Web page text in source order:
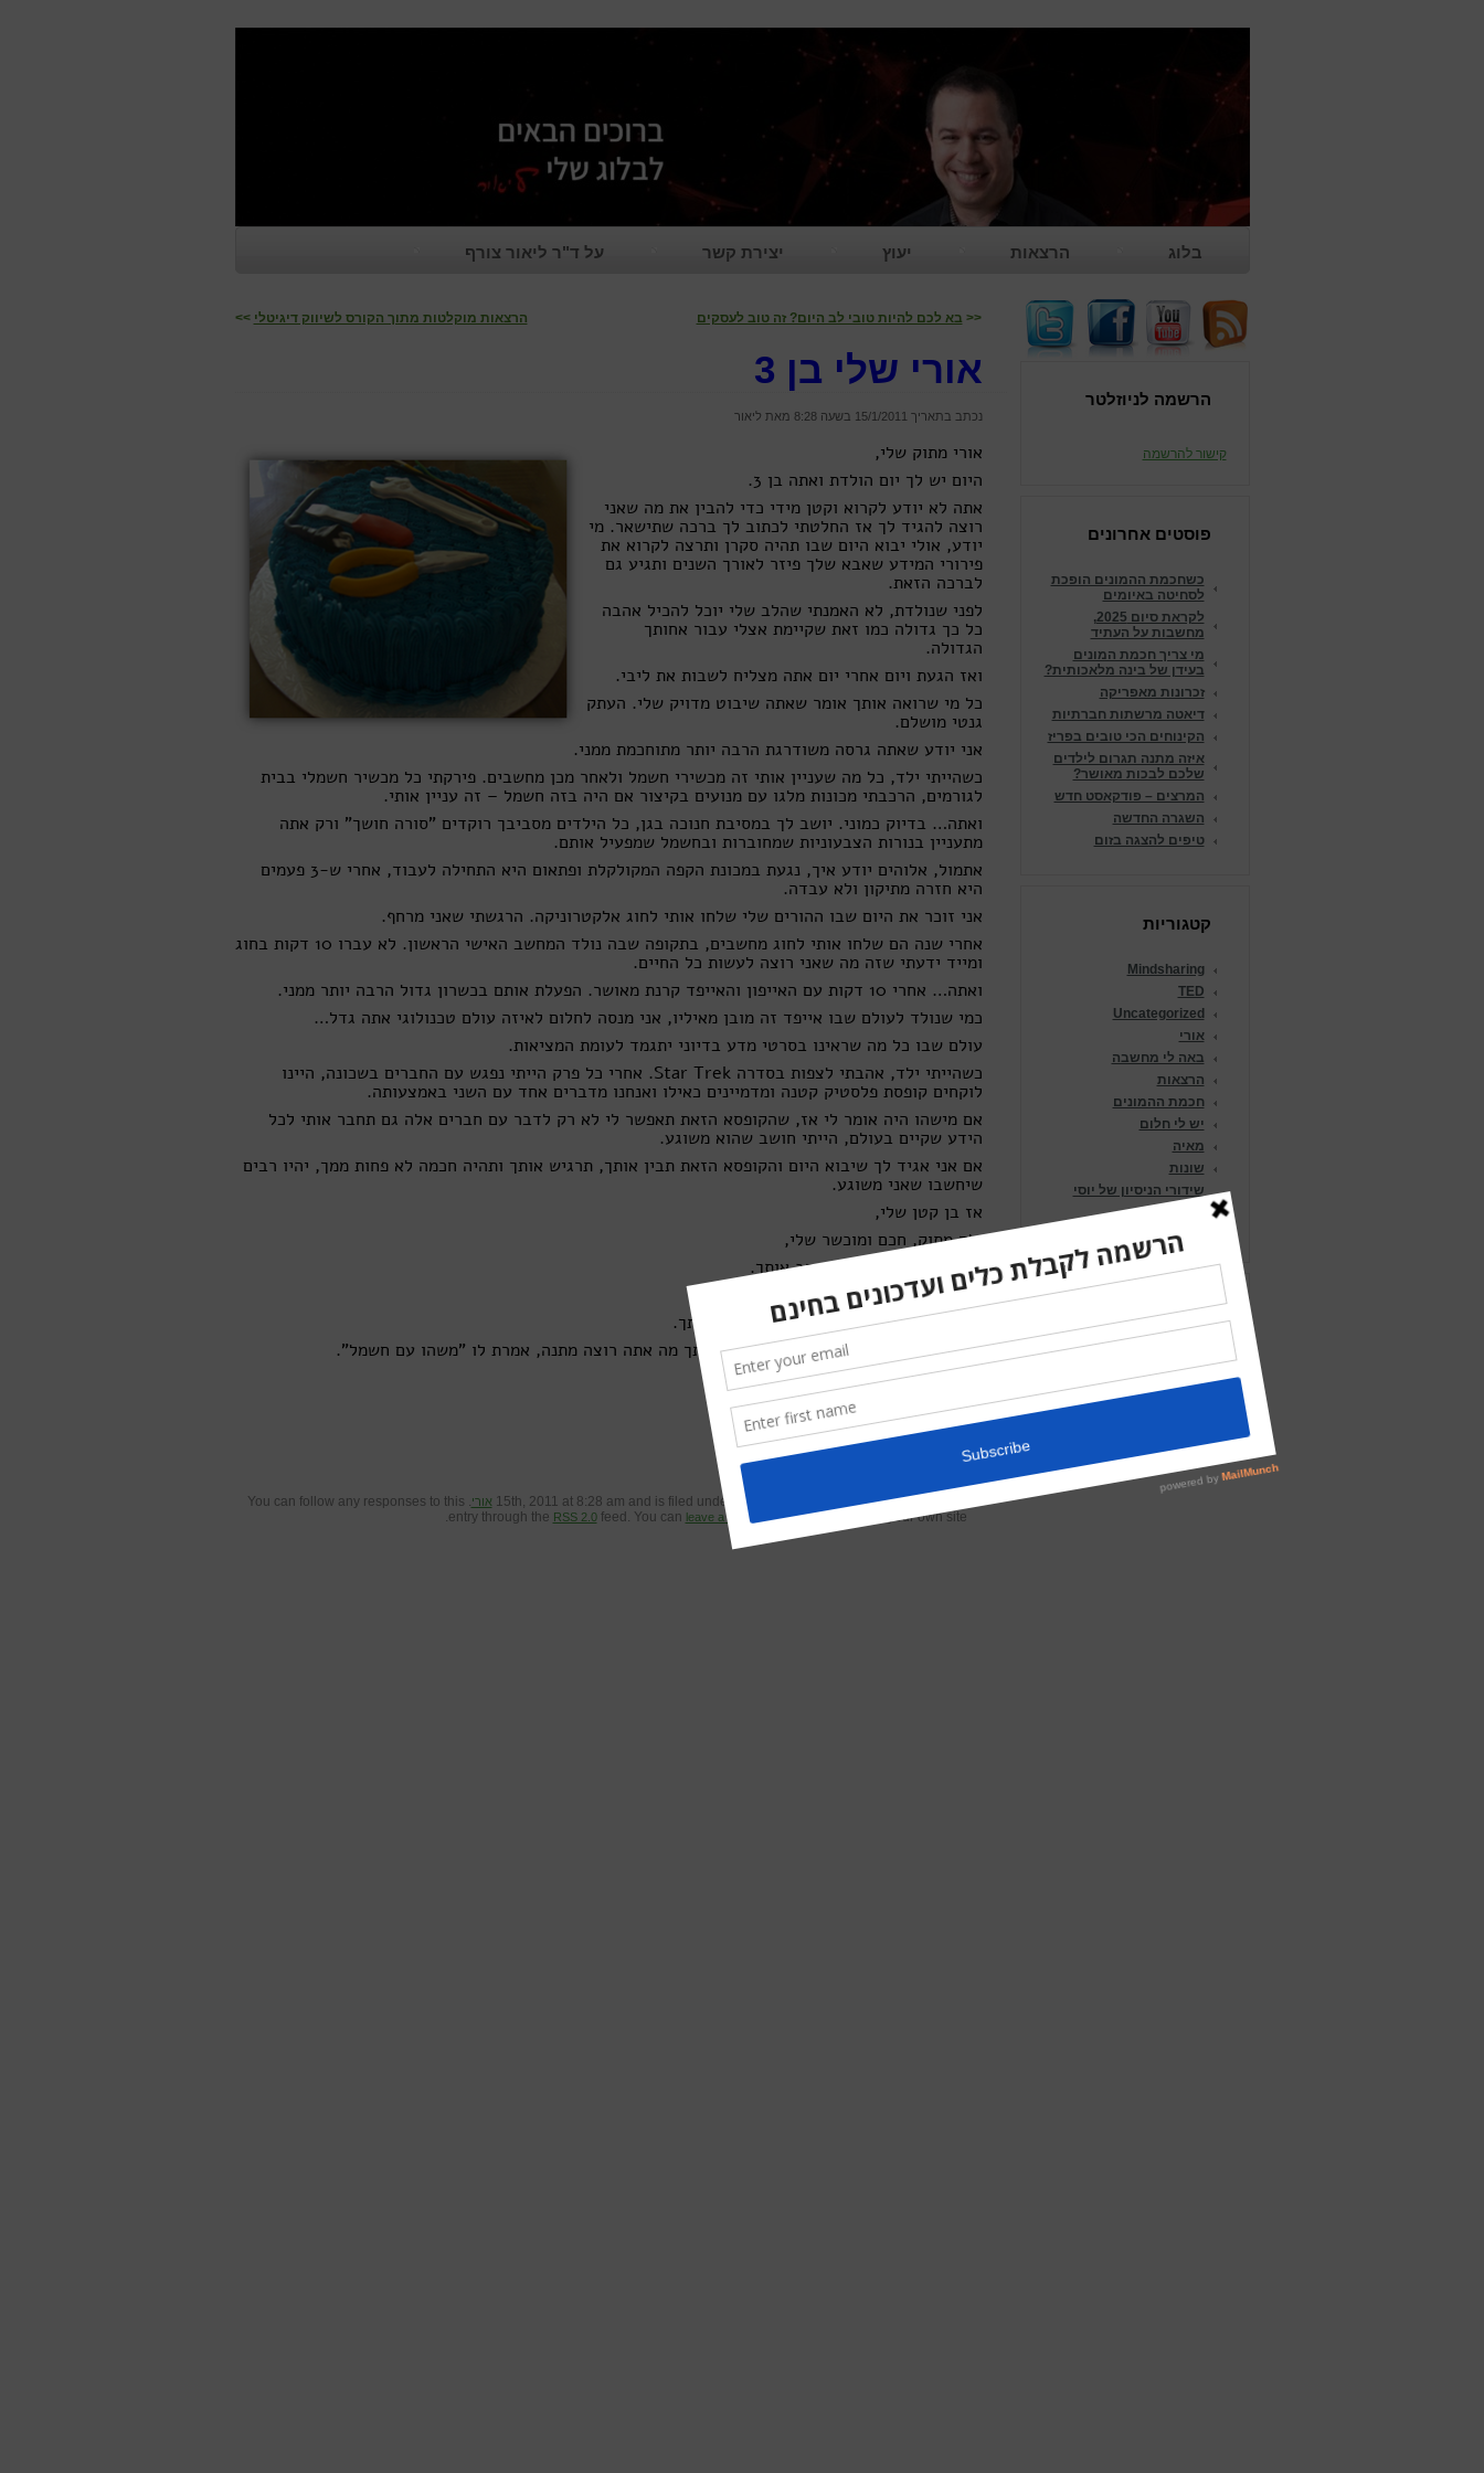
בלוג הרצאות יעוץ יצירת קשר על ד"ר ליאור צורף
משוב להרצאה
הרשמה לניוזלטר
קישור להרשמה
פוסטים אחרונים
כשחכמת ההמונים הופכת
לסחיטה באיומים
לקראת סיום 2025,
מחשבות על העתיד
מי צריך חכמת המונים
בעידן של בינה מלאכותית?
זכרונות מאפריקה
דיאטה מרשתות חברתיות
הקינוחים הכי טובים בפריז
איזה מתנה תגרום לילדים
שלכם לבכות מאושר?
המרצים – פודקאסט חדש
השגרה החדשה
טיפים להצגה בזום
קטגוריות
Mindsharing
TED
Uncategorized
אורי
באה לי מחשבה
הרצאות
חכמת ההמונים
יש לי חלום
מאיה
שונות
שידורי הניסיון של יוסי
וליאור
RSS
כשחכמת ההמונים הופכת
לסחיטה באיומים
<< בא לכם להיות טובי לב היום? זה טוב לעסקים הרצאות מוקלטות מתוך הקורס לשיווק דיגיטלי >>
אורי שלי בן 3
נכתב בתאריך 15/1/2011 בשעה 8:28 מאת ליאור
אורי מתוק שלי,
היום יש לך יום הולדת ואתה בן 3.
אתה לא יודע לקרוא וקטן מידי כדי להבין את מה שאני
רוצה להגיד לך אז החלטתי לכתוב לך ברכה שתישאר. מי
יודע, אולי יבוא היום שבו תהיה סקרן ותרצה לקרוא את
פירורי המידע שאבא שלך פיזר לאורך השנים ותגיע גם
לברכה הזאת.
לפני שנולדת, לא האמנתי שהלב שלי יוכל להכיל אהבה
כל כך גדולה כמו זאת שקיימת אצלי עבור אחותך
הגדולה.
ואז הגעת ויום אחרי יום אתה מצליח לשבות את ליבי.
כל מי שרואה אותך אומר שאתה שיבוט מדויק שלי. העתק
גנטי מושלם.
אני יודע שאתה גרסה משודרגת הרבה יותר מתוחכמת ממני.
כשהייתי ילד, כל מה שעניין אותי זה מכשירי חשמל ולאחר מכן מחשבים. פירקתי כל מכשיר חשמלי בבית
לגורמים, הרכבתי מכונות מלגו עם מנועים בקיצור אם היה בזה חשמל – זה עניין אותי.
ואתה… בדיוק כמוני. יושב לך במסיבת חנוכה בגן, כל הילדים מסביבך רוקדים "סורה חושך" ורק אתה
מתעניין בנורות הצבעוניות שמחוברות ובחשמל שמפעיל אותם.
אתמול, אלוהים יודע איך, נגעת במכונת הקפה המקולקלת ופתאום היא התחילה לעבוד, אחרי ש-3 פעמים
היא חזרה מתיקון ולא עבדה.
אני זוכר את היום שבו ההורים שלי שלחו אותי לחוג אלקטרוניקה. הרגשתי שאני מרחף.
אחרי שנה הם שלחו אותי לחוג מחשבים, בתקופה שבה נולד המחשב האישי הראשון. לא עברו 10 דקות בחוג
ומייד ידעתי שזה מה שאני רוצה לעשות כל החיים.
ואתה… אחרי 10 דקות עם האייפון והאייפד קרנת מאושר. הפעלת אותם בכשרון גדול הרבה יותר ממני.
כמי שנולד לעולם שבו אייפד זה מובן מאיליו, אני מנסה לחלום לאיזה עולם טכנולוגי אתה גדל…
עולם שבו כל מה שראינו בסרטי מדע בדיוני יתגמד לעומת המציאות.
כשהייתי ילד, אהבתי לצפות בסדרה Star Trek. אחרי כל פרק הייתי נפגש עם החברים בשכונה, היינו
לוקחים קופסת פלסטיק קטנה ומדמיינים כאילו ואנחנו מדברים אחד עם השני באמצעותה.
אם מישהו היה אומר לי אז, שהקופסא הזאת תאפשר לי לא רק לדבר עם חברים אלה גם תחבר אותי לכל
הידע שקיים בעולם, הייתי חושב שהוא משוגע.
אם אני אגיד לך שיבוא היום והקופסא הזאת תבין אותך, תרגיש אותך ותהיה חכמה לא פחות ממך, יהיו רבים
שיחשבו שאני משוגע.
אז בן קטן שלי,
ילד מתוק, חכם ומוכשר שלי,
אין לך מושג כמה אני אוהב אותך.
כמה אני דואג לך,
וכמה אני שמח לחגוג איתך את היום הולדתך.
יום הולדת שבו ביקשת מכל מי ששאל אותך מה אתה רוצה מתנה, אמרת לו "משהו עם חשמל".
אותי אתה מחשמל כל יום מחדש.
אוהב אותך,
אבא
This entry was posted on יום שבת, ינואר 15th, 2011 at 8:28 am and is filed under אורי
. You can follow any responses to this
entry through the RSS 2.0feed. You can leave a response, ortrackback from your own site.